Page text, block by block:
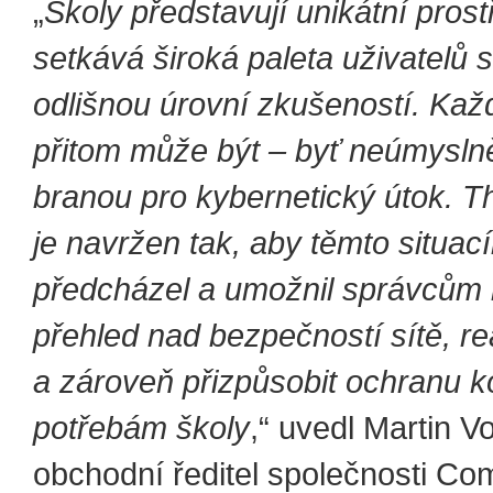
„Školy představují unikátní
setkává široká paleta uživatelů
odlišnou úrovní zkušeností.
přitom může být – byť
branou pro kybernetický útok.
je navržen tak, aby těmto
předcházel a umožnil
přehled nad bezpečností sítě,
a zároveň přizpůsobit ochranu
potřebám školy,“ uvedl Martin
obchodní ředitel společnosti